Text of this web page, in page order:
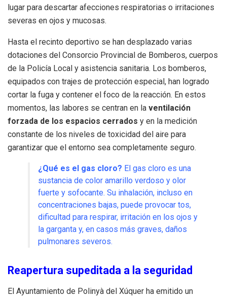
lugar para descartar afecciones respiratorias o irritaciones
severas en ojos y mucosas.
Hasta el recinto deportivo se han desplazado varias
dotaciones del Consorcio Provincial de Bomberos, cuerpos
de la Policía Local y asistencia sanitaria. Los bomberos,
equipados con trajes de protección especial, han logrado
cortar la fuga y contener el foco de la reacción. En estos
momentos, las labores se centran en la ventilación
forzada de los espacios cerrados y en la medición
constante de los niveles de toxicidad del aire para
garantizar que el entorno sea completamente seguro.
¿Qué es el gas cloro? El gas cloro es una
sustancia de color amarillo verdoso y olor
fuerte y sofocante. Su inhalación, incluso en
concentraciones bajas, puede provocar tos,
dificultad para respirar, irritación en los ojos y
la garganta y, en casos más graves, daños
pulmonares severos.
Reapertura supeditada a la seguridad
El Ayuntamiento de Polinyà del Xúquer ha emitido un